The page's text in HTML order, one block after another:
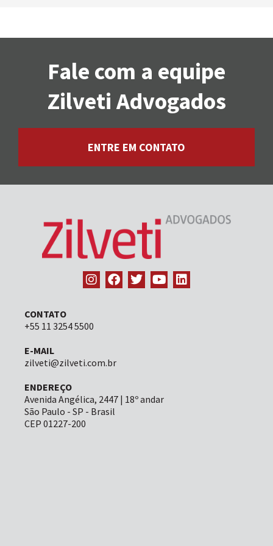
Fale com a equipe
Zilveti Advogados
ENTRE EM CONTATO
CONTATO
+55 11 3254 5500
E-MAIL
zilveti@zilveti.com.br
ENDEREÇO
Avenida Angélica, 2447 | 18º andar
São Paulo - SP - Brasil
CEP 01227-200